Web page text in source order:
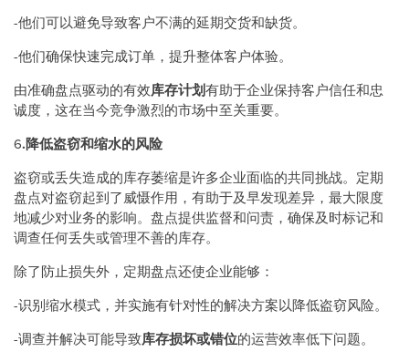
-他们可以避免导致客户不满的延期交货和缺货。
-他们确保快速完成订单，提升整体客户体验。
由准确盘点驱动的有效库存计划有助于企业保持客户信任和忠
诚度，这在当今竞争激烈的市场中至关重要。
6.降低盗窃和缩水的风险
盗窃或丢失造成的库存萎缩是许多企业面临的共同挑战。定期
盘点对盗窃起到了威慑作用，有助于及早发现差异，最大限度
地减少对业务的影响。盘点提供监督和问责，确保及时标记和
调查任何丢失或管理不善的库存。
除了防止损失外，定期盘点还使企业能够：
-识别缩水模式，并实施有针对性的解决方案以降低盗窃风险。
-调查并解决可能导致库存损坏或错位的运营效率低下问题。